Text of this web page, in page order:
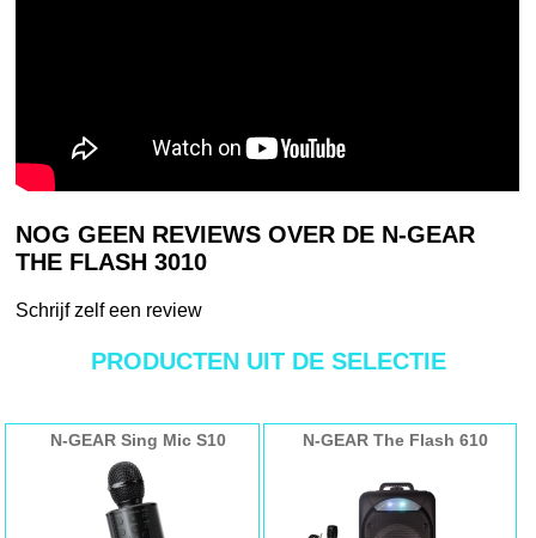
NOG GEEN REVIEWS OVER DE N-GEAR
THE FLASH 3010
Schrijf zelf een review
PRODUCTEN UIT DE SELECTIE
N-GEAR Sing Mic S10 N-GEAR The Flash 610